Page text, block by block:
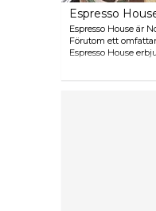
Espresso
Espresso House är
Förutom ett
Espresso House